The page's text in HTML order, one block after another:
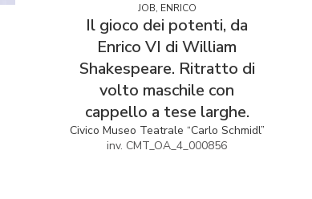
JOB, ENRICO
Il gioco dei potenti, da
Enrico VI di William
Shakespeare. Ritratto di
volto maschile con
cappello a tese larghe.
Civico Museo Teatrale “Carlo Schmidl”
inv. CMT_OA_4_000856